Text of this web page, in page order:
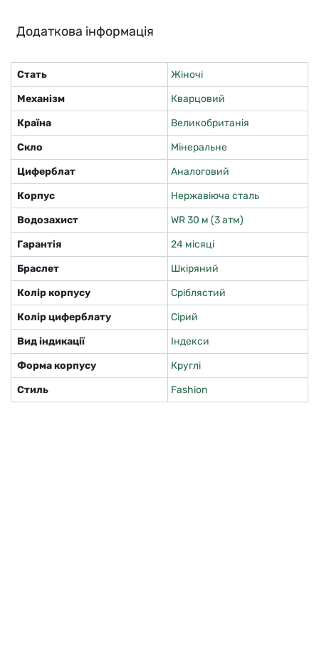
Додаткова інформація
Стать
Жіночі
Механізм
Кварцовий
Країна
Великобританія
Скло
Мінеральне
Циферблат
Аналоговий
Корпус
Нержавіюча сталь
Водозахист
WR 30 м (3 атм)
Гарантія
24 місяці
Браслет
Шкіряний
Колір корпусу
Сріблястий
Колір циферблату
Сірий
Вид індикації
Індекси
Форма корпусу
Круглі
Стиль
Fashion